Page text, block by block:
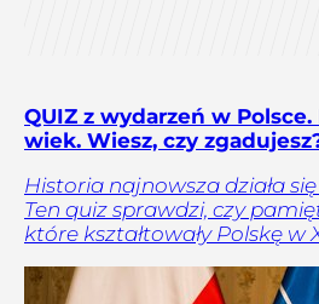
QUIZ z wydarzeń w Polsce.
wiek. Wiesz, czy
Historia najnowsza działa
Ten quiz sprawdzi, czy
które kształtowały Polskę w